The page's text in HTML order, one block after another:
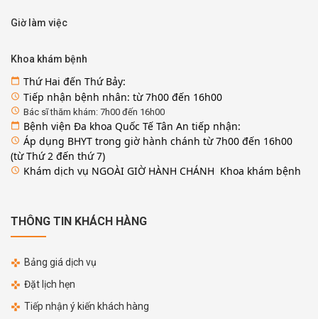
Giờ làm việc
Khoa khám bệnh
calendar_today Thứ Hai đến Thứ Bảy:
access_time Tiếp nhận bệnh nhân: từ 7h00 đến 16h00
access_time Bác sĩ thăm khám: 7h00 đến 16h00
calendar_today Bệnh viện Đa khoa Quốc Tế Tân An tiếp nhận:
access_time Áp dụng BHYT trong giờ hành chánh từ 7h00 đến 16h00
(từ Thứ 2 đến thứ 7)
access_time Khám dịch vụ NGOÀI GIỜ HÀNH CHÁNH Khoa khám bệnh
THÔNG TIN KHÁCH HÀNG
Bảng giá dịch vụ
Đặt lịch hẹn
Tiếp nhận ý kiến khách hàng